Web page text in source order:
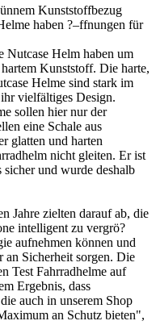
Kunststoffbezug
haben ?–ffnungen für
Nutcase Helm haben um
Kunststoff. Die harte,
Helme sind stark im
vielfältiges Design.
sollen hier nur der
eine Schale aus
glatten und harten
nicht gleiten. Er ist
sicher und wurde deshalb
Jahre zielten darauf ab, die
intelligent zu vergrö?
aufnehmen können und
an Sicherheit sorgen. Die
Test Fahrradhelme auf
Ergebnis, dass
auch in unserem Shop
an Schutz bieten",